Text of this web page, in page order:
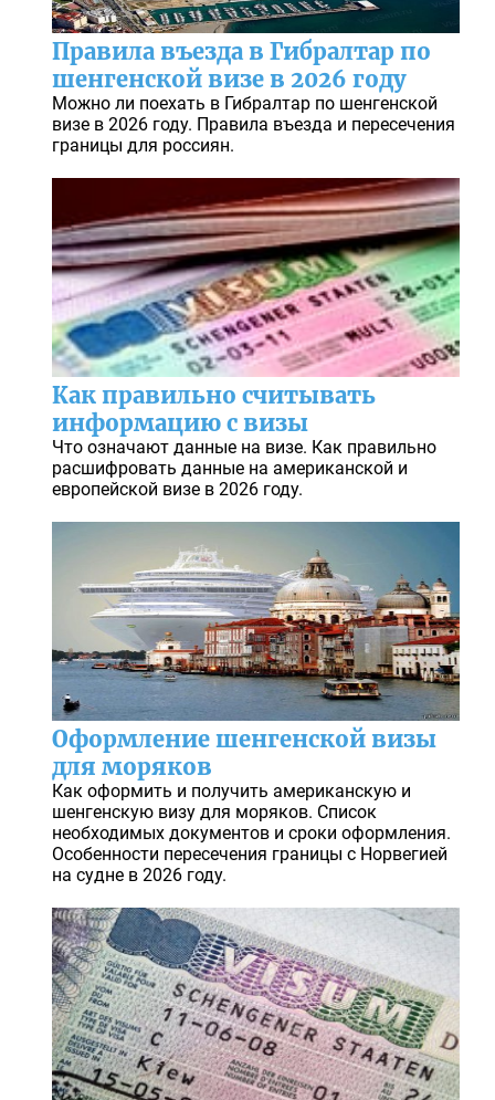
Правила въезда в Гибралтар по
шенгенской визе в 2026 году
Можно ли поехать в Гибралтар по шенгенской
визе в 2026 году. Правила въезда и пересечения
границы для россиян.
Как правильно считывать
информацию с визы
Что означают данные на визе. Как правильно
расшифровать данные на американской и
европейской визе в 2026 году.
Оформление шенгенской визы
для моряков
Как оформить и получить американскую и
шенгенскую визу для моряков. Список
необходимых документов и сроки оформления.
Особенности пересечения границы с Норвегией
на судне в 2026 году.